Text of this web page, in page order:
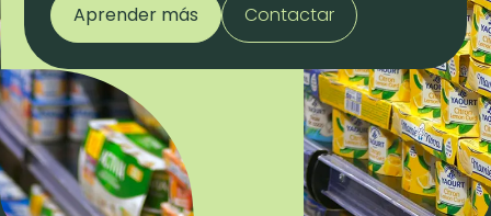
Aprender más Contactar